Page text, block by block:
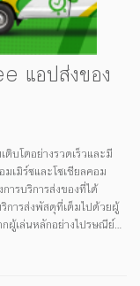
แอปส่งของ
เมิร์ซและโซเชียลคอม
ารบริการส่งของที่ได้
การส่งพัสดุที่เต็มไปด้วยผู้
ผู้เล่นหลักอย่างไปรษณีย์
มบริการส่งของด่วนหรือ